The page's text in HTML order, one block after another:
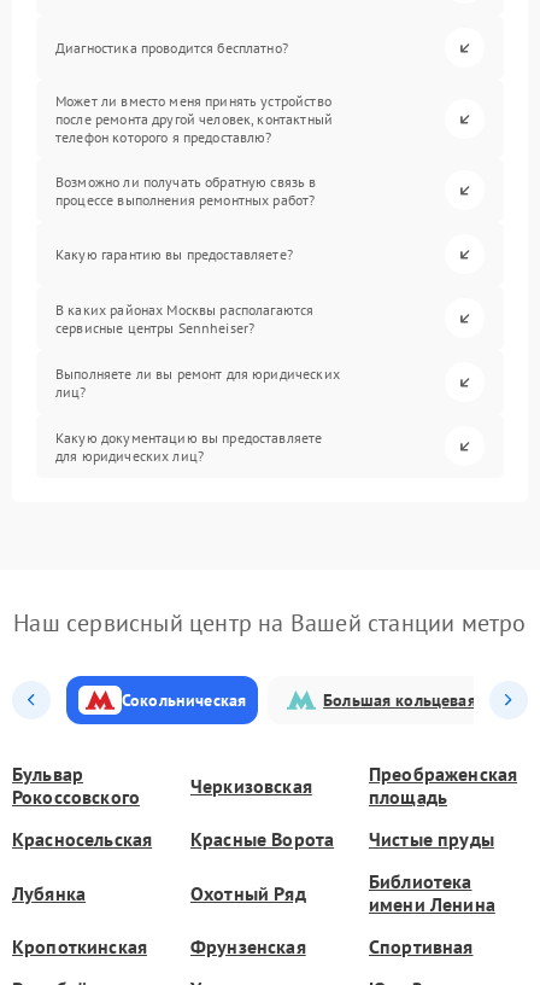
Диагностика проводится бесплатно?
Может ли вместо меня принять устройство
после ремонта другой человек, контактный
телефон которого я предоставлю?
Возможно ли получать обратную связь в
процессе выполнения ремонтных работ?
Какую гарантию вы предоставляете?
В каких районах Москвы располагаются
сервисные центры Sennheiser?
Выполняете ли вы ремонт для юридических
лиц?
Какую документацию вы предоставляете
для юридических лиц?
Наш сервисный центр на Вашей станции метро
Сокольническая Большая кольцевая
Бульвар
Рокоссовского
Черкизовская
Преображенская
площадь
Красносельская
Красные Ворота Чистые пруды
Лубянка Охотный Ряд
Библиотека
имени Ленина
Кропоткинская
Фрунзенская
Спортивная